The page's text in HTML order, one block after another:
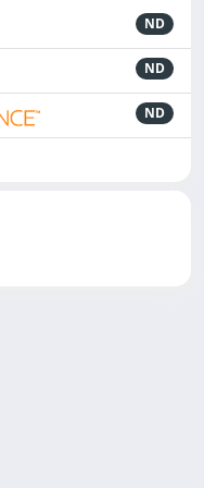
ND
ND
ND